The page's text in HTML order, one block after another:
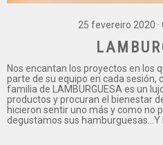
25 fevereiro 2020 ·
Nos encantan los proyectos en los
parte de su equipo en cada sesión,
familia de LAMBURGUESA es un
productos y procuran el bienestar
hicieron sentir uno más y como no
degustamos sus hamburguesas...Y